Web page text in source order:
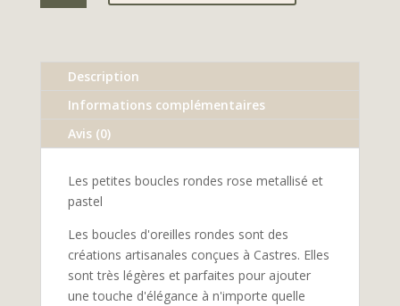
Boucles
metallisé
pastel
Description
Informations complémentaires
Avis (0)
Les petites boucles rondes rose metallisé et
pastel
Les boucles d'oreilles rondes sont des
créations artisanales conçues à Castres. Elles
sont très légères et parfaites pour ajouter
une touche d'élégance à n'importe quelle